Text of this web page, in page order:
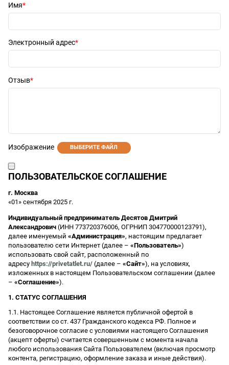
Имя
Электронный адрес
Отзыв
Изображение ВЫБЕРИТЕ ФАЙЛ
ПОЛЬЗОВАТЕЛЬСКОЕ СОГЛАШЕНИЕ
г. Москва
«01» сентября 2025 г.
Индивидуальный предприниматель Десятов Дмитрий
Александрович (ИНН 773720376006, ОГРНИП 304770000123791),
далее именуемый «Администрация», настоящим предлагает
пользователю сети Интернет (далее – «Пользователь»)
использовать свой сайт, расположенный по
адресу https://privetatlet.ru/ (далее – «Сайт»), на условиях,
изложенных в настоящем Пользовательском соглашении (далее
– «Соглашение»).
1. СТАТУС СОГЛАШЕНИЯ
1.1. Настоящее Соглашение является публичной офертой в
соответствии со ст. 437 Гражданского кодекса РФ. Полное и
безоговорочное согласие с условиями настоящего Соглашения
(акцепт оферты) считается совершенным с момента начала
любого использования Сайта Пользователем (включая просмотр
контента, регистрацию, оформление заказа и иные действия).